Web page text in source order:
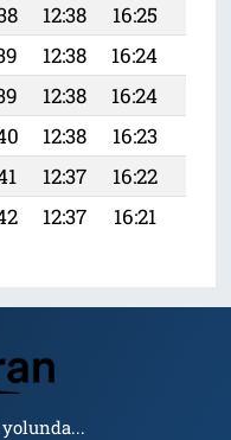
12:38 16:25
12:38 16:24
12:38 16:24
12:38 16:23
12:37 16:22
12:37 16:21